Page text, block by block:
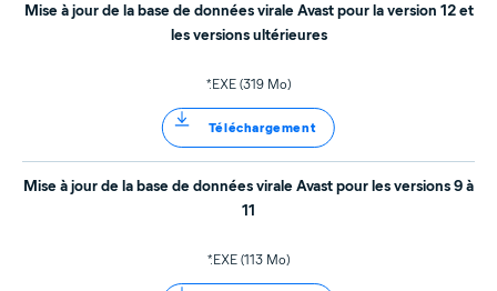
Mise à jour de la base de données virale Avast pour la version 12 et
les versions ultérieures
*.EXE (319 Mo)
Téléchargement
Mise à jour de la base de données virale Avast pour les versions 9 à
11
*.EXE (113 Mo)